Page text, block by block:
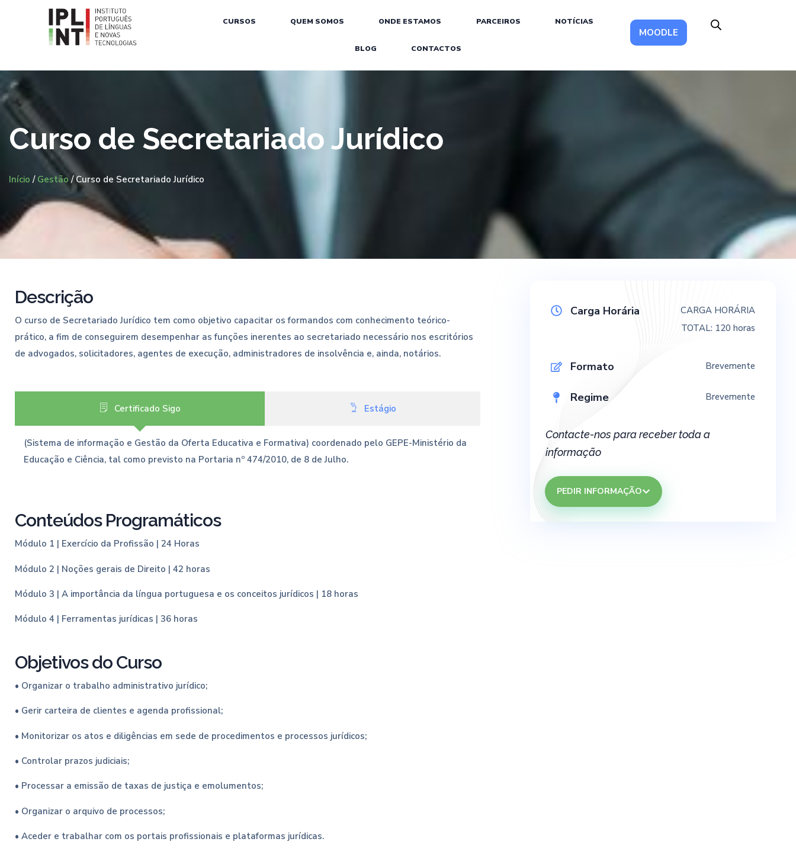
CURSOS QUEM SOMOS ONDE ESTAMOS PARCEIROS NOTÍCIAS
BLOG CONTACTOS
MOODLE
Curso de Secretariado Jurídico
Início / Gestão / Curso de Secretariado Jurídico
Descrição
O curso de Secretariado Jurídico tem como objetivo capacitar os formandos com conhecimento teórico-
prático, a fim de conseguirem desempenhar as funções inerentes ao secretariado necessário nos escritórios
de advogados, solicitadores, agentes de execução, administradores de insolvência e, ainda, notários.
Certificado Sigo Estágio
(Sistema de informação e Gestão da Oferta Educativa e Formativa) coordenado pelo GEPE-Ministério da
Educação e Ciência, tal como previsto na Portaria nº 474/2010, de 8 de Julho.
Conteúdos Programáticos
Módulo 1 | Exercício da Profissão | 24 Horas
Módulo 2 | Noções gerais de Direito | 42 horas
Módulo 3 | A importância da língua portuguesa e os conceitos jurídicos | 18 horas
Módulo 4 | Ferramentas jurídicas | 36 horas
Objetivos do Curso
• Organizar o trabalho administrativo jurídico;
• Gerir carteira de clientes e agenda profissional;
• Monitorizar os atos e diligências em sede de procedimentos e processos jurídicos;
• Controlar prazos judiciais;
• Processar a emissão de taxas de justiça e emolumentos;
• Organizar o arquivo de processos;
• Aceder e trabalhar com os portais profissionais e plataformas jurídicas.
Carga Horária
CARGA HORÁRIA
TOTAL: 120 horas
Formato Brevemente
Regime Brevemente
Contacte-nos para receber toda a
informação
PEDIR INFORMAÇÃO